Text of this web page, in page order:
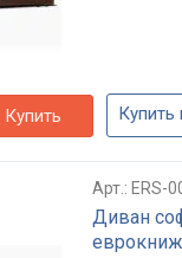
Купить Купить
Арт.: ERS-
Диван